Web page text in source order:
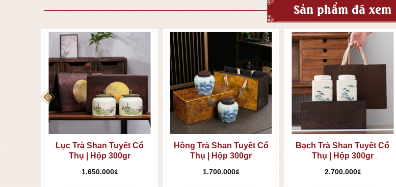
Sản phẩm đã xem
Lục Trà Shan Tuyết Cổ
Thụ | Hộp 300gr
1.650.000₫
Hồng Trà Shan Tuyết Cổ
Thụ | Hộp 300gr
1.700.000₫
Bạch Trà Shan Tuyết Cổ
Thụ | Hộp 300gr
2.700.000₫